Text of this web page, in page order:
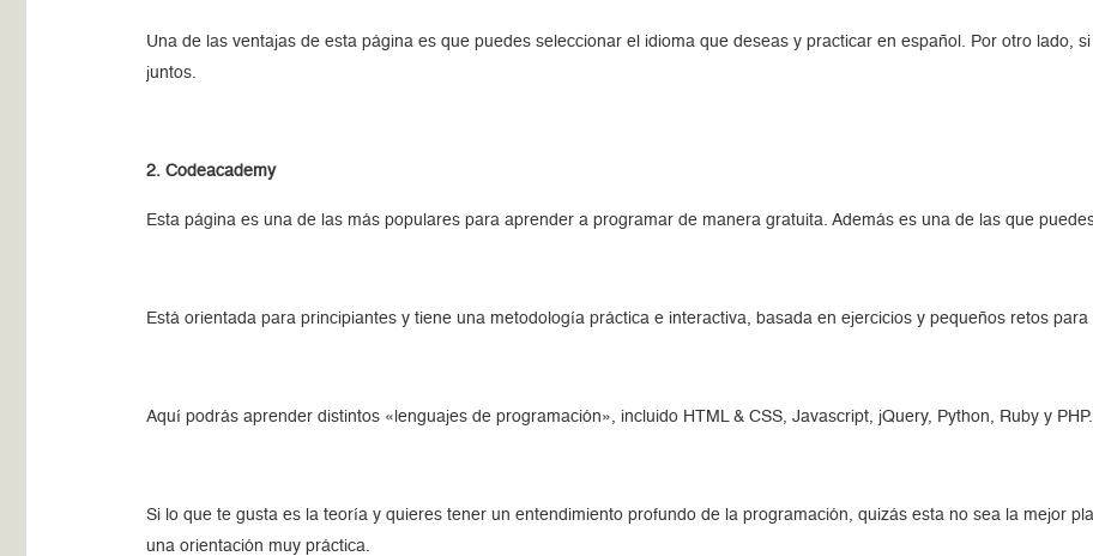
Una de las ventajas de esta página es que puedes seleccionar el idioma que deseas y practicar en español. Por otro lado,
juntos.
2. Codeacademy
Esta página es una de las más populares para aprender a programar de manera gratuita. Además es una de las que
Está orientada para principiantes y tiene una metodología práctica e interactiva, basada en ejercicios y pequeños retos
Aquí podrás aprender distintos «lenguajes de programación», incluido HTML & CSS, Javascript, jQuery, Python, Ruby y PHP.
Si lo que te gusta es la teoría y quieres tener un entendimiento profundo de la programación, quizás esta no sea la mejor
una orientación muy práctica.